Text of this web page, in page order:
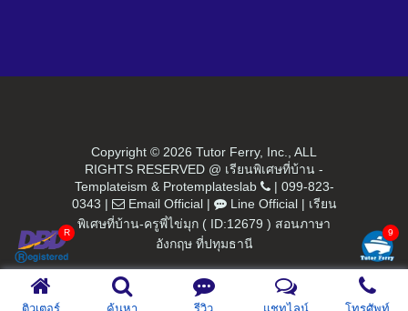
Copyright © 2026 Tutor Ferry, Inc., ALL
RIGHTS RESERVED @ เรียนพิเศษที่บ้าน -
Templateism & Protemplateslab | 099-823-
0343 | Email Official| Line Official| เรียน
พิเศษที่บ้าน-ครูพี่ไข่มุก ( ID:12679 ) สอนภาษา
อังกฤษ ที่ปทุมธานี
ติวเตอร์ ค้นหา รีวิว แชทไลน์ โทรศัพท์